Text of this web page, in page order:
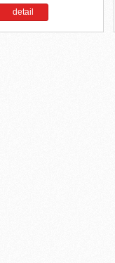
detail